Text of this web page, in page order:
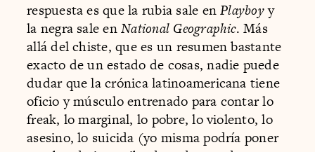
Playboyy
la negra sale enNational Geographic. Más
allá del chiste, que es un resumen bastante
exacto de un estado de cosas, nadie puede
dudar que la crónica latinoamericana tiene
oficio y músculo entrenado para contar lo
freak, lo marginal, lo pobre, lo violento, lo
asesino, lo suicida (yo misma podría poner